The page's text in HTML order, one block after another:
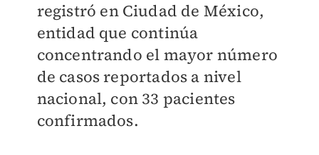
registró en Ciudad de México,
entidad que continúa
concentrando el mayor número
de casos reportados a nivel
nacional, con 33 pacientes
confirmados.